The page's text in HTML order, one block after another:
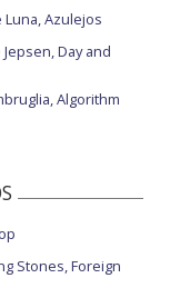
Luna, Azulejos
Jepsen, Day and
Algorithm
Stones, Foreign